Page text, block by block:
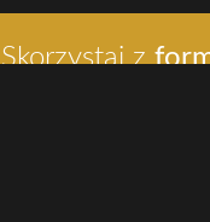
Skorzystaj z